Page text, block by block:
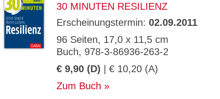
30 MINUTEN RESILIENZ
Erscheinungstermin: 02.09.2011
96 Seiten, 17,0 x 11,5 cm
Buch, 978-3-86936-263-2
€ 9,90 (D) | € 10,20 (A)
Zum Buch